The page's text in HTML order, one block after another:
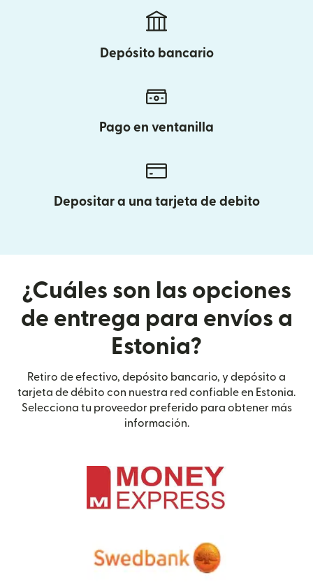
Depósito bancario
Pago en ventanilla
Depositar a una tarjeta de debito
¿Cuáles son las opciones
de entrega para envíos a
Estonia?
Retiro de efectivo, depósito bancario, y depósito a
tarjeta de débito con nuestra red confiable en Estonia.
Selecciona tu proveedor preferido para obtener más
información.